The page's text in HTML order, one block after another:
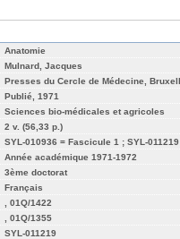
Anatomie
Mulnard, Jacques
Presses du Cercle de Médecine,
Publié, 1971
Sciences bio-médicales et agricoles
2 v. (56,33 p.)
SYL-010936 = Fascicule 1 ; SYL-
Année académique 1971-1972
3ème doctorat
Français
, 01Q/1422
, 01Q/1355
SYL-011219